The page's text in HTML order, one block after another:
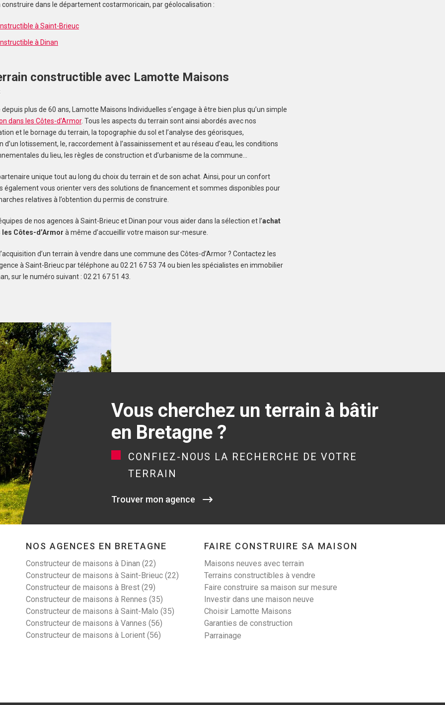
405 m²
PLOUÉZEC (22470)
450 m²
80 000 €
dans le département costarmoricain, par géolocalisation :
à Saint-Brieuc
à Dinan
constructible avec Lamotte Maisons
plus de 60 ans, Lamotte Maisons Individuelles s’engage à être bien plus qu’un simple
dans les Côtes-d’Armor. Tous les aspects du terrain sont ainsi abordés avec nos
et le bornage du terrain, la topographie du sol et l’analyse des géorisques,
d’un lotissement, le, raccordement à l’assainissement et au réseau d’eau, les conditions
du lieu, les règles de construction et d’urbanisme de la commune…
unique tout au long du choix du terrain et de son achat. Ainsi, pour un confort
également vous orienter vers des solutions de financement et sommes disponibles pour
relatives à l’obtention du permis de construire.
de nos agences à Saint-Brieuc et Dinan pour vous aider dans la sélection et l’achat
Côtes-d’Armor à même d’accueillir votre maison sur-mesure.
d’un terrain à vendre dans une commune des Côtes-d’Armor ? Contactez les
à Saint-Brieuc par téléphone au 02 21 67 53 74 ou bien les spécialistes en immobilier
sur le numéro suivant : 02 21 67 51 43.
Vous cherchez un terrain à bâtir
en Bretagne ?
CONFIEZ-NOUS LA RECHERCHE DE VOTRE
TERRAIN
Trouver mon agence
NOS AGENCES EN BRETAGNE
Constructeur de maisons à Dinan (22)
Constructeur de maisons à Saint-Brieuc (22)
Constructeur de maisons à Brest (29)
Constructeur de maisons à Rennes (35)
Constructeur de maisons à Saint-Malo (35)
Constructeur de maisons à Vannes (56)
Constructeur de maisons à Lorient (56)
FAIRE CONSTRUIRE SA MAISON
Maisons neuves avec terrain
Terrains constructibles à vendre
Faire construire sa maison sur mesure
Investir dans une maison neuve
Choisir Lamotte Maisons
Garanties de construction
Parrainage